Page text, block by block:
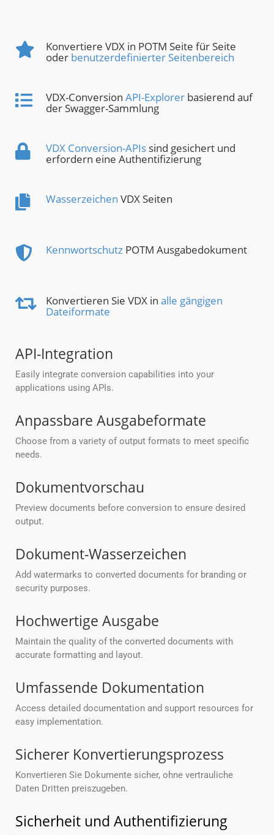
Konvertiere VDX in POTM Seite für Seite
oder benutzerdefinierter Seitenbereich
VDX-Conversion API-Explorer basierend auf
der Swagger-Sammlung
VDX Conversion-APIs sind gesichert und
erfordern eine Authentifizierung
Wasserzeichen VDX Seiten
Kennwortschutz POTM Ausgabedokument
Konvertieren Sie VDX in alle gängigen
Dateiformate
API-Integration
Easily integrate conversion capabilities into your
applications using APIs.
Anpassbare Ausgabeformate
Choose from a variety of output formats to meet specific
needs.
Dokumentvorschau
Preview documents before conversion to ensure desired
output.
Dokument-Wasserzeichen
Add watermarks to converted documents for branding or
security purposes.
Hochwertige Ausgabe
Maintain the quality of the converted documents with
accurate formatting and layout.
Umfassende Dokumentation
Access detailed documentation and support resources for
easy implementation.
Sicherer Konvertierungsprozess
Konvertieren Sie Dokumente sicher, ohne vertrauliche
Daten Dritten preiszugeben.
Sicherheit und Authentifizierung